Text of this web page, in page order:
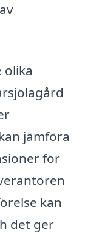
olika
jämföra
för
kan
det ger